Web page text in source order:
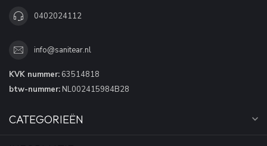
0402024112
info@sanitear.nl
KVK nummer: 63514818
btw-nummer: NL002415984B28
CATEGORIEËN